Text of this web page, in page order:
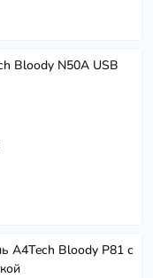
Bloody N50A USB
A4Tech Bloody P81 с